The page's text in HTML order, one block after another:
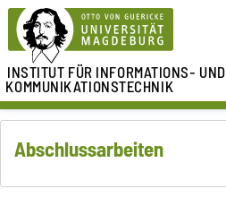
INSTITUT FÜRINFORMATIONS- UND
KOMMUNIKATIONSTECHNIK
Abschlussarbeiten